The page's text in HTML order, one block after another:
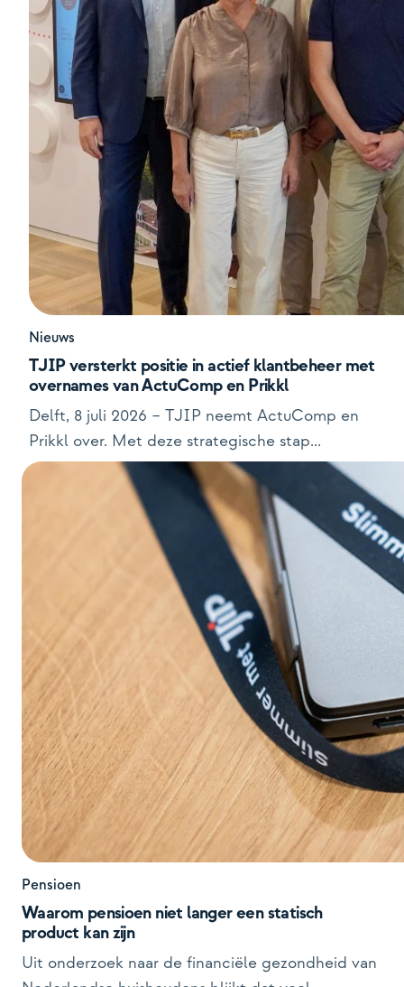
Nieuws
TJIP versterkt positie in actief klantbeheer met
overnames van ActuComp en Prikkl
Delft, 8 juli 2026 – TJIP neemt ActuComp en
Prikkl over. Met deze strategische stap...
Pensioen
Waarom pensioen niet langer een statisch
product kan zijn
Uit onderzoek naar de financiële gezondheid van